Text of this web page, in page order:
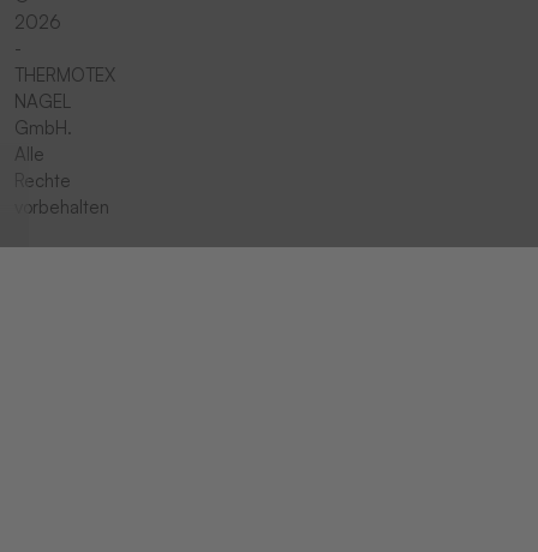
2026
-
THERMOTEX
NAGEL
GmbH.
Alle
Rechte
vorbehalten